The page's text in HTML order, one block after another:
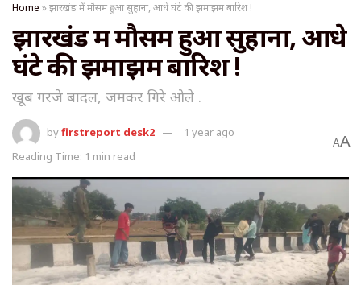
Home »झारखंड में मौसम हुआ सुहाना, आधे घंटे की झमाझम बारिश !
झारखंड में मौसम हुआ सुहाना, आधे
घंटे की झमाझम बारिश !
खूब गरजे बादल, जमकर गिरे ओले .
byfirstreport desk2
1 year ago
Reading Time: 1 min read
AA